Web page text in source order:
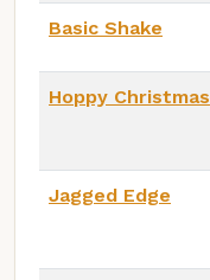
Basic Shake
Hoppy Christmas
Jagged Edge